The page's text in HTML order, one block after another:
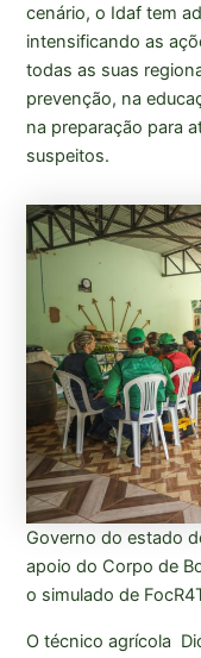
cenário, o Idaf tem
intensificando as
todas as suas
prevenção, na
na preparação para
suspeitos.
Governo do estado
apoio do Corpo de
o simulado de
O técnico agrícola